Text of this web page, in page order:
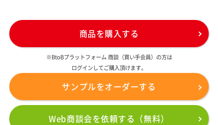
商品を購入する
※BtoBプラットフォーム 商談（買い手会員）の方は
ログインしてご購入頂けます。
サンプルをオーダーする
Web商談会を依頼する（無料）